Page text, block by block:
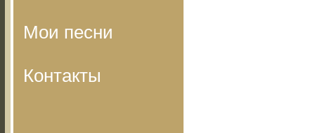
Мои песни
Контакты